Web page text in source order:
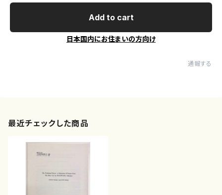
Add to cart
日本国内にお住まいの方向け
通報する
最近チェックした商品